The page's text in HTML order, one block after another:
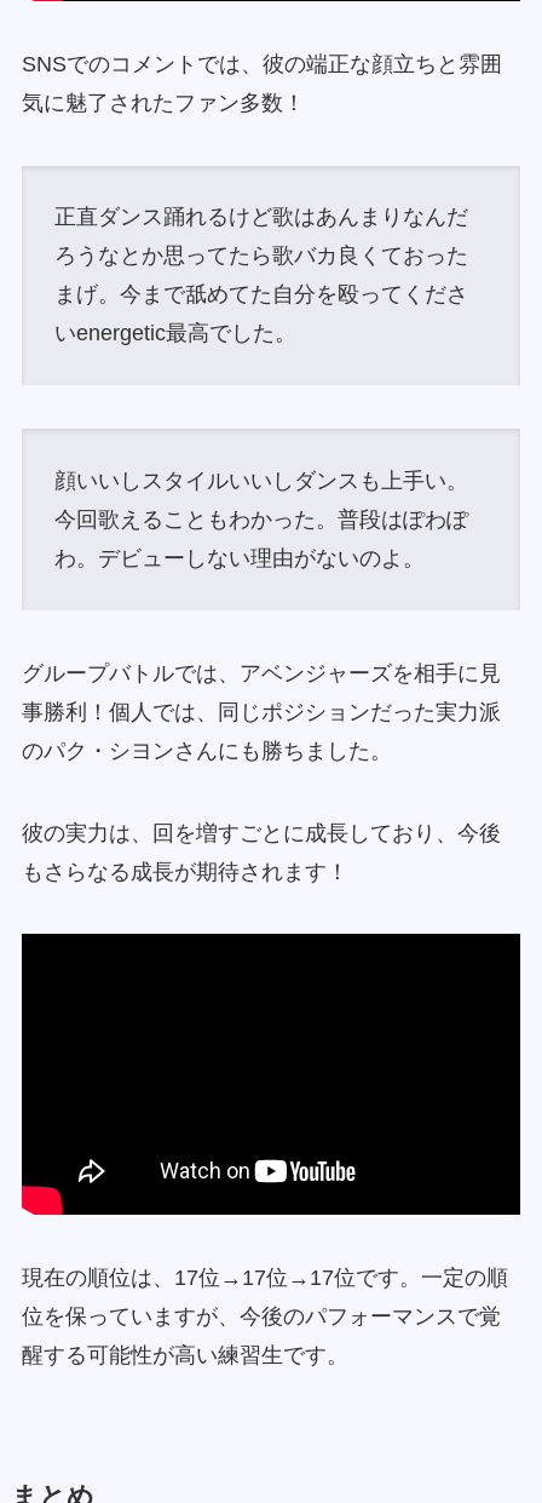
SNSでのコメントでは、彼の端正な顔立ちと雰囲
気に魅了されたファン多数！
正直ダンス踊れるけど歌はあんまりなんだ
ろうなとか思ってたら歌バカ良くておった
まげ。今まで舐めてた自分を殴ってくださ
いenergetic最高でした。
顔いいしスタイルいいしダンスも上手い。
今回歌えることもわかった。普段はぽわぽ
わ。デビューしない理由がないのよ。
グループバトルでは、アベンジャーズを相手に見
事勝利！個人では、同じポジションだった実力派
のパク・シヨンさんにも勝ちました。
彼の実力は、回を増すごとに成長しており、今後
もさらなる成長が期待されます！
現在の順位は、17位→17位→17位です。一定の順
位を保っていますが、今後のパフォーマンスで覚
醒する可能性が高い練習生です。
まとめ